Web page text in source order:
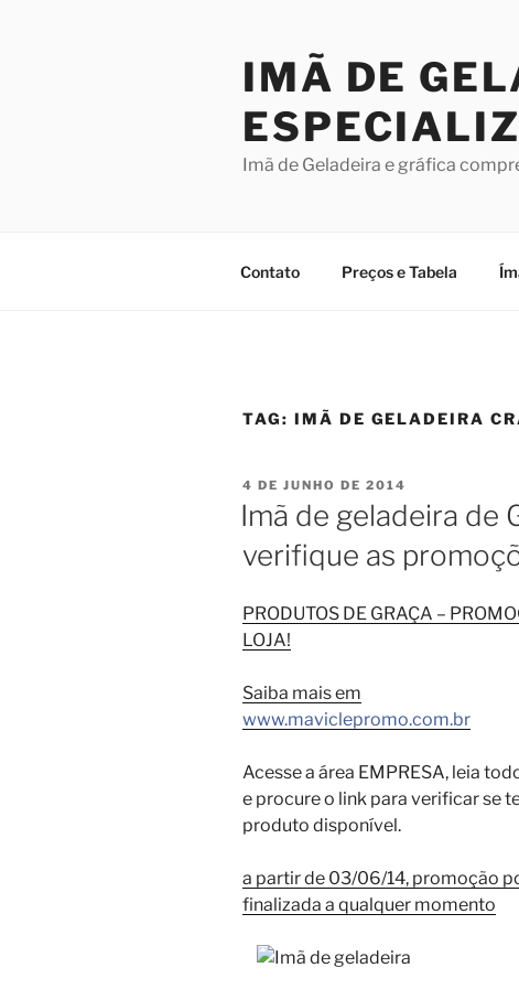
IMÃ DE
Imã de Geladeira e gráfica
Contato Preços e Tabela
TAG: IMÃ DE GELADEIRA
PUBLICADO
EM
4 DE JUNHO DE 2014
Imã de geladeira de
verifique as
PRODUTOS DE GRAÇA –
LOJA!
Saiba mais em
www.maviclepromo.com.br
Acesse a área EMPRESA, leia
e procure o link para verificar se
produto disponível.
a partir de 03/06/14, promoção
finalizada a qualquer momento